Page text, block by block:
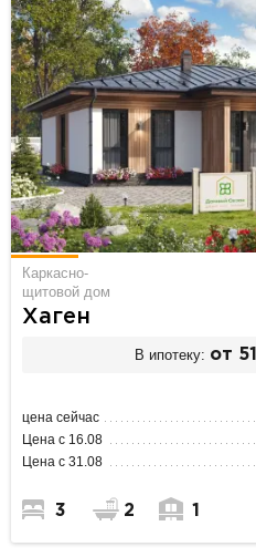
Каркасно-
щитовой дом
Хаген
В ипотеку: от
цена сейчас
Цена с 16.08
Цена с 31.08
3 2 1